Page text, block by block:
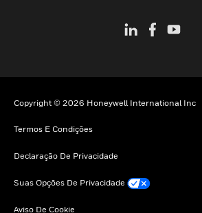
Copyright © 2026 Honeywell International Inc
Termos E Condições
Declaração De Privacidade
Suas Opções De Privacidade
Aviso De Cookie